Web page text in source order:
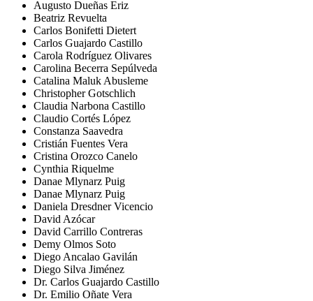
Augusto Dueñas Eriz
Beatriz Revuelta
Carlos Bonifetti Dietert
Carlos Guajardo Castillo
Carola Rodríguez Olivares
Carolina Becerra Sepúlveda
Catalina Maluk Abusleme
Christopher Gotschlich
Claudia Narbona Castillo
Claudio Cortés López
Constanza Saavedra
Cristián Fuentes Vera
Cristina Orozco Canelo
Cynthia Riquelme
Danae Mlynarz Puig
Danae Mlynarz Puig
Daniela Dresdner Vicencio
David Azócar
David Carrillo Contreras
Demy Olmos Soto
Diego Ancalao Gavilán
Diego Silva Jiménez
Dr. Carlos Guajardo Castillo
Dr. Emilio Oñate Vera